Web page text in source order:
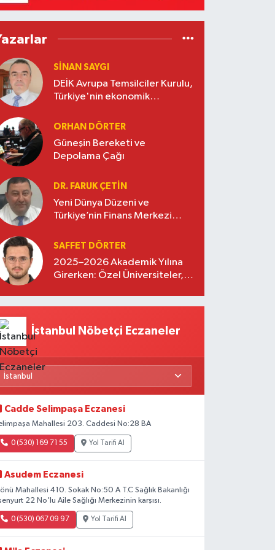
SINAN SAYGI
DEİK Avrupa Temsilciler Kurulu,
Türkiye'nin ekonomik
oluşturuyor
ORHAN DÖRTER
Güneşin Bereketi ve
Depolama Çağı
DR. FARUK ÇETİN
Yeni Dünya Düzeni ve
Türkiye’nin Finans Merkezi
SAFFET DÖRTER
2025–2026 Akademik Yılına
Girerken: Özel Üniversiteler,
İstanbul Nöbetçi Eczaneler
Cadde Selimpaşa Eczanesi
Mahallesi 203. Caddesi No:28 BA
0 (530) 169 71 55 Yol Tarifi Al
Asudem Eczanesi
Mahallesi 410. Sokak No:50 A T.C Sağlık Bakanlığı
22 No'lu Aile Sağlığı Merkezinin karşısı.
0 (530) 067 09 97 Yol Tarifi Al